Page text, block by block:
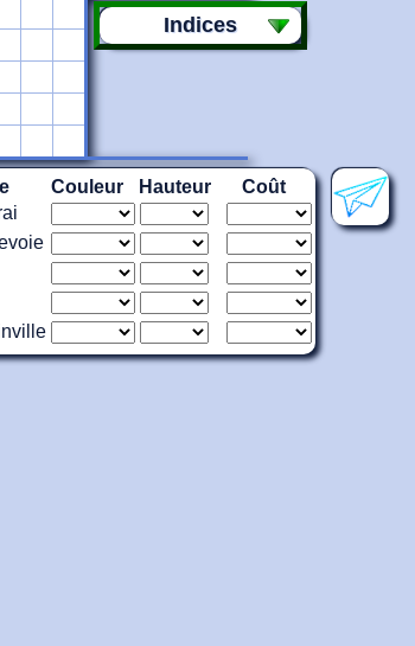
Indices
Couleur Hauteur
Coût